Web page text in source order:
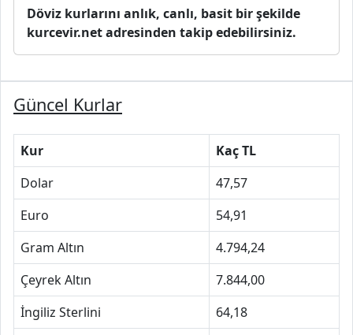
Döviz kurlarını anlık, canlı, basit bir şekilde
kurcevir.net adresinden takip edebilirsiniz.
Güncel Kurlar
Kur
Kaç TL
Dolar
47,57
Euro
54,91
Gram Altın
4.794,24
Çeyrek Altın
7.844,00
İngiliz Sterlini
64,18